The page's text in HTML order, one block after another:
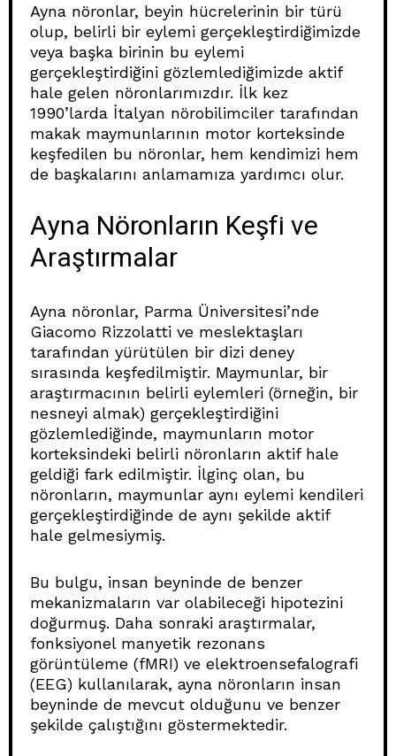
Ayna nöronlar, beyin hücrelerinin bir türü
olup, belirli bir eylemi gerçekleştirdiğimizde
veya başka birinin bu eylemi
gerçekleştirdiğini gözlemlediğimizde aktif
hale gelen nöronlarımızdır. İlk kez
1990’larda İtalyan nörobilimciler tarafından
makak maymunlarının motor korteksinde
keşfedilen bu nöronlar, hem kendimizi hem
de başkalarını anlamamıza yardımcı olur.
Ayna Nöronların Keşfi ve
Araştırmalar
Ayna nöronlar, Parma Üniversitesi’nde
Giacomo Rizzolatti ve meslektaşları
tarafından yürütülen bir dizi deney
sırasında keşfedilmiştir. Maymunlar, bir
araştırmacının belirli eylemleri (örneğin, bir
nesneyi almak) gerçekleştirdiğini
gözlemlediğinde, maymunların motor
korteksindeki belirli nöronların aktif hale
geldiği fark edilmiştir. İlginç olan, bu
nöronların, maymunlar aynı eylemi kendileri
gerçekleştirdiğinde de aynı şekilde aktif
hale gelmesiymiş.
Bu bulgu, insan beyninde de benzer
mekanizmaların var olabileceği hipotezini
doğurmuş. Daha sonraki araştırmalar,
fonksiyonel manyetik rezonans
görüntüleme (fMRI) ve elektroensefalografi
(EEG) kullanılarak, ayna nöronların insan
beyninde de mevcut olduğunu ve benzer
şekilde çalıştığını göstermektedir.